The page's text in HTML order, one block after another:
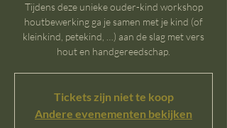
Tijdens deze unieke ouder-kind workshop
houtbewerking ga je samen met je kind (of
kleinkind, petekind, …) aan de slag met vers
hout en handgereedschap.
Tickets zijn niet te koop
Andere evenementen bekijken